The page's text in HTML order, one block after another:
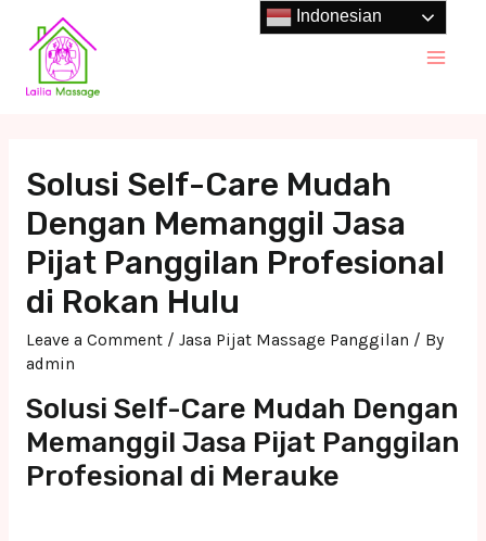
content
Solusi Self-Care Mudah
Dengan Memanggil Jasa
Pijat Panggilan Profesional
di Rokan Hulu
Leave a Comment / Jasa Pijat Massage Panggilan / By
admin
Solusi Self-Care Mudah Dengan
Memanggil Jasa Pijat Panggilan
Profesional di Merauke
Indonesian